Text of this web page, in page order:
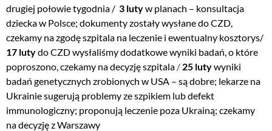
drugiej połowie tygodnia / 3 lutyw planach – konsultacja
dziecka w Polsce; dokumenty zostały wysłane do CZD,
czekamy na zgodę szpitala na leczenie i ewentualny kosztorys/
17 lutydo CZD wysłaliśmy dodatkowe wyniki badań, o które
poproszono, czekamy na decyzję szpitala / 25 lutywyniki
badań genetycznych zrobionych w USA – są dobre; lekarze na
Ukrainie sugerują problemy ze szpikiem lub defekt
immunologiczny; proponują leczenie poza Ukrainą; czekamy
na decyzję z Warszawy